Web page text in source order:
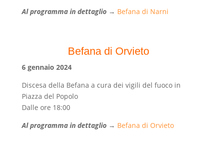
Al programma in dettaglio→ Befana di Narni
Befana di Orvieto
6 gennaio 2024
Discesa della Befana a cura dei vigili del fuoco in
Piazza del Popolo
Dalle ore 18:00
Al programma in dettaglio→ Befana di Orvieto